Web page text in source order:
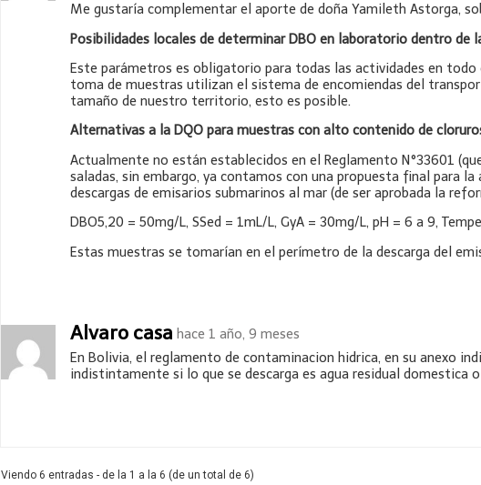
Me gustaría complementar el aporte de doña Yamileth Astorga,
Posibilidades locales de determinar DBO en laboratorio dentro de
Este parámetros es obligatorio para todas las actividades en
toma de muestras utilizan el sistema de encomiendas del
tamaño de nuestro territorio, esto es posible.
Alternativas a la DQO para muestras con alto contenido de
Actualmente no están establecidos en el Reglamento N°33601
saladas, sin embargo, ya contamos con una propuesta final para
descargas de emisarios submarinos al mar (de ser aprobada la
DBO5,20 = 50mg/L, SSed = 1mL/L, GyA = 30mg/L, pH = 6 a 9,
Estas muestras se tomarían en el perímetro de la descarga del
Alvaro casa hace 1 año, 9 meses
En Bolivia, el reglamento de contaminacion hidrica, en su anexo
indistintamente si lo que se descarga es agua residual domestica
Viendo 6 entradas - de la 1 a la 6 (de un total de 6)